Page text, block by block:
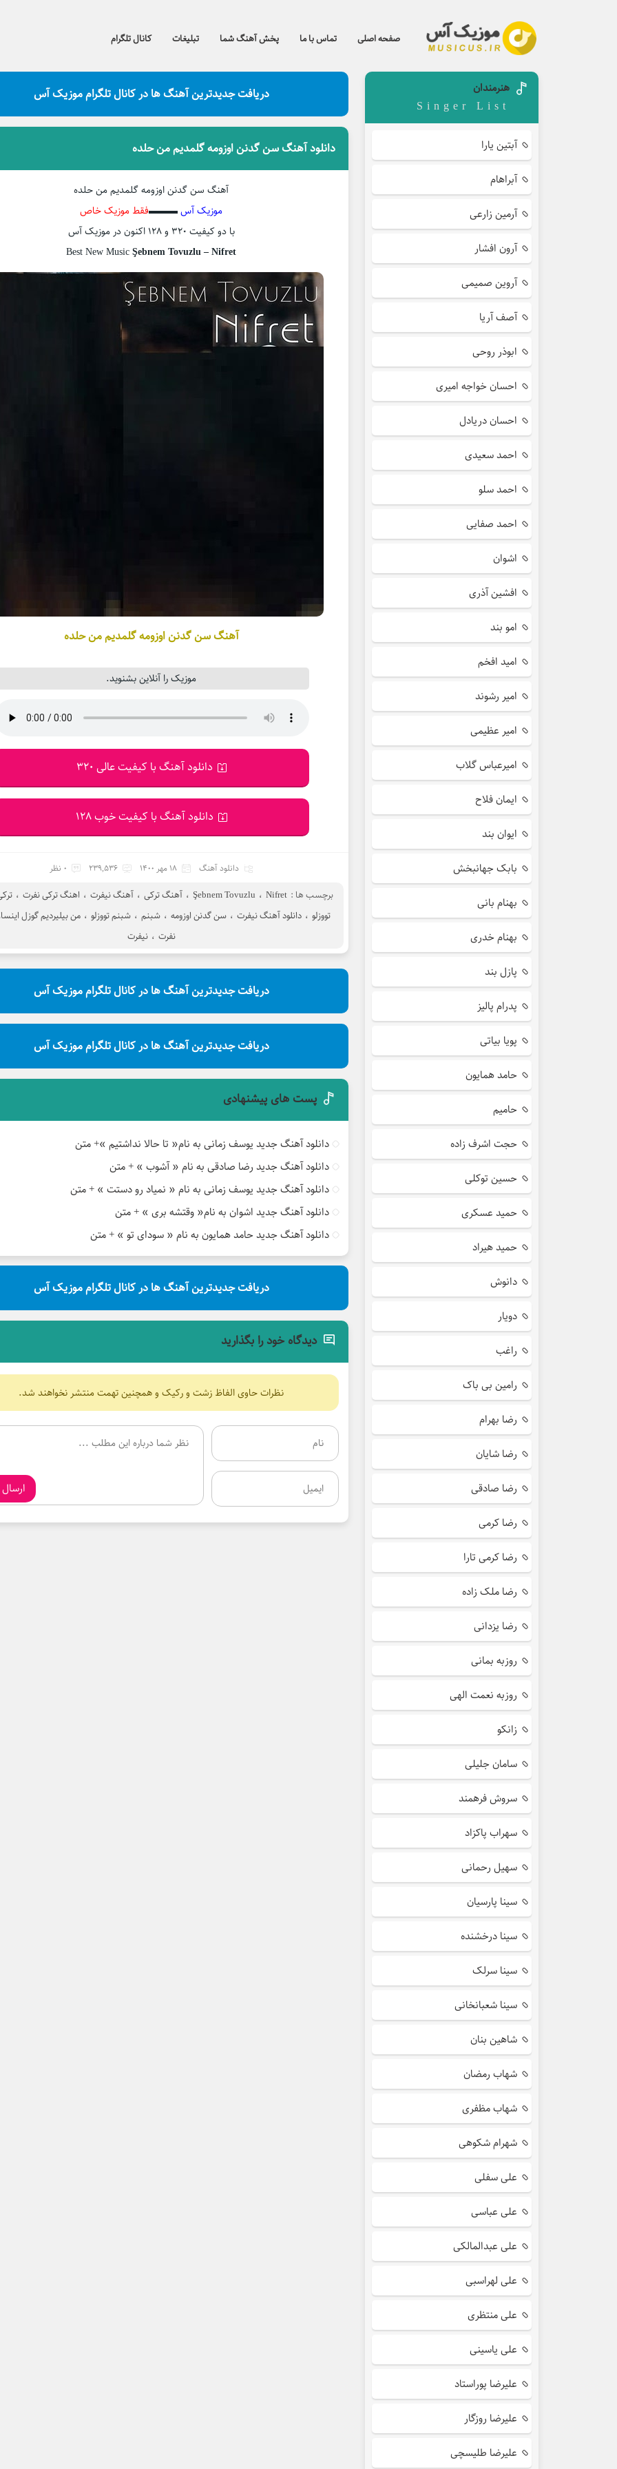
صفحه اصلی تماس با ما پخش آهنگ شما تبلیغات کانال تلگرام
دریافت جدیدترین آهنگ ها در کانال تلگرام موزیک آس
دانلود آهنگ سن گدنن اوزومه گلمدیم من حلده
آهنگ سن گدنن اوزومه گلمدیم من حلده
موزیک آس▬▬▬فقط موزیک خاص
با دو کیفیت ۳۲۰ و ۱۲۸ اکنون در موزیک آس
Best New MusicŞebnem Tovuzlu – Nifret
آهنگ سن گدنن اوزومه گلمدیم من حلده
موزیک را آنلاین بشنوید.
دانلود آهنگ با کیفیت عالی 320
دانلود آهنگ با کیفیت خوب 128
دانلود آهنگ 18 مهر 1400 239,536 0 نظر
برچسب ها : Nifret ، Şebnem Tovuzlu ، آهنگ ترکی ، آهنگ نیفرت ، اهنگ ترکی نفرت ،
تووزلو ، دانلود آهنگ نیفرت ، سن گدنن اوزومه ، شبنم ، شبنم تووزلو ، من بیلیردیم گوزل
نفرت ، نیفرت
دریافت جدیدترین آهنگ ها در کانال تلگرام موزیک آس
دریافت جدیدترین آهنگ ها در کانال تلگرام موزیک آس
پست های پیشنهادی
دانلود آهنگ جدید یوسف زمانی به نام« تا حالا نداشتیم »+ متن
دانلود آهنگ جدید رضا صادقی به نام « آشوب » + متن
دانلود آهنگ جدید یوسف زمانی به نام « نمیاد رو دستت » + متن
دانلود آهنگ جدید اشوان به نام« وقتشه بری » + متن
دانلود آهنگ جدید حامد همایون به نام « سودای تو » + متن
دریافت جدیدترین آهنگ ها در کانال تلگرام موزیک آس
دیدگاه خود را بگذارید
نظرات حاوی الفاظ زشت و رکیک و همچنین تهمت منتشر نخواهند شد.
هنرمندان
Singer List
آبتین یارا
آبراهام
آرمین زارعی
آرون افشار
آروین صمیمی
آصف آریا
ابوذر روحی
احسان خواجه امیری
احسان دریادل
احمد سعیدی
احمد سلو
احمد صفایی
اشوان
افشین آذری
امو بند
امید افخم
امیر رشوند
امیر عظیمی
امیرعباس گلاب
ایمان فلاح
ایوان بند
بابک جهانبخش
بهنام بانی
بهنام خدری
پازل بند
پدرام پالیز
پویا بیاتی
حامد همایون
حامیم
حجت اشرف زاده
حسین توکلی
حمید عسکری
حمید هیراد
دانوش
دویار
راغب
رامین بی باک
رضا بهرام
رضا شایان
رضا صادقی
رضا کرمی
رضا کرمی تارا
رضا ملک زاده
رضا یزدانی
روزبه بمانی
روزبه نعمت الهی
زانکو
سامان جلیلی
سروش فرهمند
سهراب پاکزاد
سهیل رحمانی
سینا پارسیان
سینا درخشنده
سینا سرلک
سینا شعبانخانی
شاهین بنان
شهاب رمضان
شهاب مظفری
شهرام شکوهی
علی سفلی
علی عباسی
علی عبدالمالکی
علی لهراسبی
علی منتظری
علی یاسینی
علیرضا پوراستاد
علیرضا روزگار
علیرضا طلیسچی